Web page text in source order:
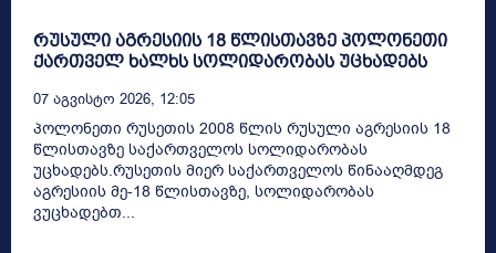
რუსული აგრესიის 18 წლისთავზე პოლონეთი
ქართველ ხალხს სოლიდარობას უცხადებს
07 Აგვისტო 2026, 12:05
პოლონეთი რუსეთის 2008 წლის რუსული აგრესიის 18
წლისთავზე საქართველოს სოლიდარობას
უცხადებს.რუსეთის მიერ საქართველოს წინააღმდეგ
აგრესიის მე-18 წლისთავზე, სოლიდარობას
ვუცხადებთ...